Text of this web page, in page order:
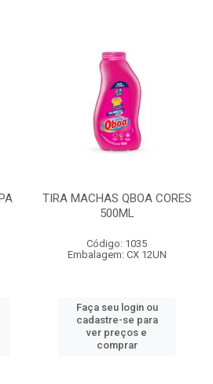
TIRA MACHAS QBOA CORES
500ML
Código: 1035
Embalagem: CX 12UN
Faça seu login ou
cadastre-se para
ver preços e
comprar